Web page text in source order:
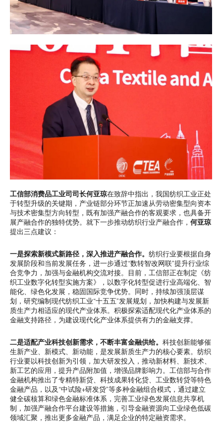
工信部消费品工业司司长何亚琼在致辞中指出，我国纺织工业正处
于转型升级的关键期，产业链部分环节正加速从劳动密集型向资本
与技术密集型方向转型，既有加强产融合作的客观要求，也具备开
展产融合作的独特优势。就下一步推动纺织行业产融合作， 何亚琼
提出三点建议：
一是探索新模式新路径，深入推进产融合作。 纺织行业要根据自身
发展阶段和当前发展任务，进一步通过“数转智改网联”提升行业综
合竞争力，加强与金融机构交流对接。目前，工信部正在制定《纺
织工业数字化转型实施方案》，以数字化转型促进行业高端化、智
能化、绿色化发展，稳固国际竞争优势。同时，持续加强顶层谋
划，研究编制现代纺织工业“十五五”发展规划，加快构建与发展新
质生产力相适应的现代产业体系。积极探索适配现代化产业体系的
金融支持路径，为建设现代化产业体系提供有力的金融支撑。
二是适配产业科技创新需求，不断丰富金融供给。 科技创新能够催
生新产业、新模式、新动能，是发展新质生产力的核心要素。纺织
行业要以科技创新为引领，加大研发投入，推动新材料、新技术、
新工艺的应用，提升产品附加值，增强品牌影响力。工信部与合作
金融机构推出了专精特新贷、科技成果转化贷、工业数转贷等特色
金融产品，以及“中试险+研发贷”等多种金融组合模式，通过建立
健全碳核算和绿色金融标准体系，完善工业绿色发展信息共享机
制，加强产融合作平台建设等措施，引导金融资源向工业绿色低碳
领域汇聚，推出更多金融产品，满足企业的特定融资需求。